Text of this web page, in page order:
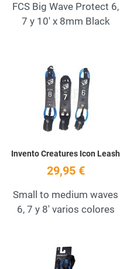
FCS Big Wave Protect 6,
7 y 10' x 8mm Black
Invento Creatures Icon Leash
29,95 €
Small to medium waves
6, 7 y 8' varios colores